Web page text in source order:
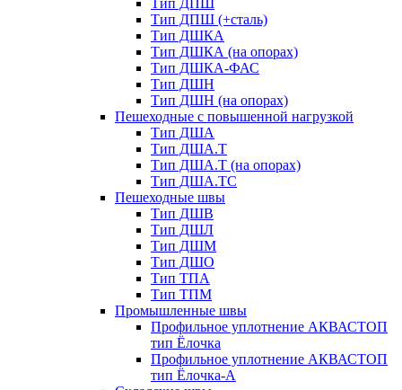
Тип ДПШ
Тип ДПШ (+сталь)
Тип ДШКА
Тип ДШКА (на опорах)
Тип ДШКА-ФАС
Тип ДШН
Тип ДШН (на опорах)
Пешеходные с повышенной нагрузкой
Тип ДША
Тип ДША.Т
Тип ДША.Т (на опорах)
Тип ДША.ТС
Пешеходные швы
Тип ДШВ
Тип ДШЛ
Тип ДШМ
Тип ДШО
Тип ТПА
Тип ТПМ
Промышленные швы
Профильное уплотнение АКВАСТОП
тип Ёлочка
Профильное уплотнение АКВАСТОП
тип Ёлочка-А